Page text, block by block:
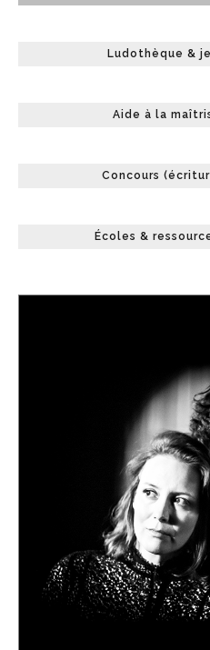
Ludothèque &
Aide à la
Concours
Écoles &